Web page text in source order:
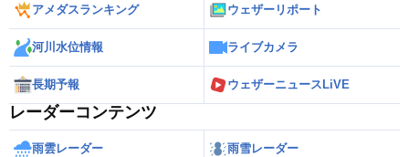
アメダスランキング ウェザーリポート
河川水位情報 ライブカメラ
長期予報 ウェザーニュースLiVE
レーダーコンテンツ
雨雲レーダー 雨雪レーダー